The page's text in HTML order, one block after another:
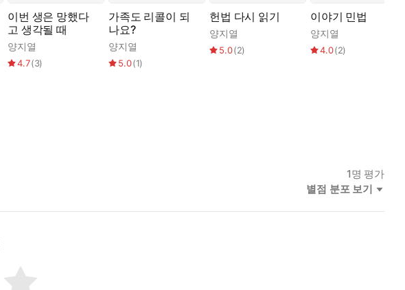
이번 생은 망했다
고 생각될 때
양지열
4.7(3)
가족도 리콜이 되
나요?
양지열
5.0(1)
헌법 다시 읽기
양지열
5.0(2)
이야기 민법
양지열
4.0(2)
1명 평가
별점 분포 보기